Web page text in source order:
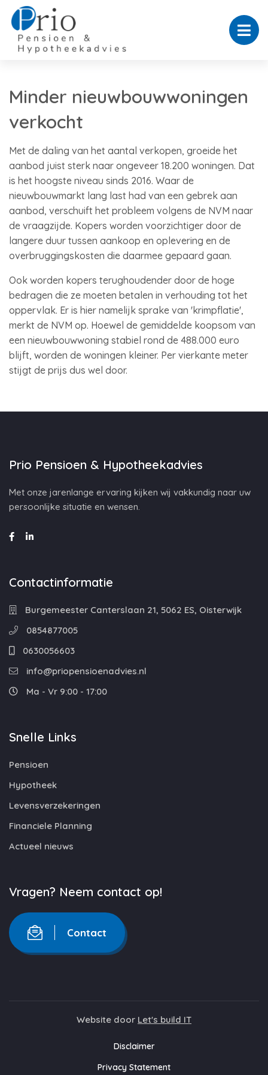
Minder nieuwbouwwoningen
verkocht
Met de daling van het aantal verkopen, groeide het
aanbod juist sterk naar ongeveer 18.200 woningen. Dat
is het hoogste niveau sinds 2016. Waar de
nieuwbouwmarkt lang last had van een gebrek aan
aanbod, verschuift het probleem volgens de NVM naar
de vraagzijde. Kopers worden voorzichtiger door de
langere duur tussen aankoop en oplevering en de
overbruggingskosten die daarmee gepaard gaan.
Ook worden kopers terughoudender door de hoge
bedragen die ze moeten betalen in verhouding tot het
oppervlak. Er is hier namelijk sprake van 'krimpflatie',
merkt de NVM op. Hoewel de gemiddelde koopsom van
een nieuwbouwwoning stabiel rond de 488.000 euro
blijft, worden de woningen kleiner. Per vierkante meter
stijgt de prijs dus wel door.
Prio Pensioen & Hypotheekadvies
Met onze jarenlange ervaring kijken wij vakkundig naar uw
persoonlijke situatie en wensen.
Contactinformatie
Burgemeester Canterslaan 21, 5062 ES, Oisterwijk
0854877005
0630056603
info@priopensioenadvies.nl
Ma - Vr 9:00 - 17:00
Snelle Links
Pensioen
Hypotheek
Levensverzekeringen
Financiele Planning
Actueel nieuws
Vragen? Neem contact op!
Contact
Website door Let's build IT
Disclaimer
Privacy Statement